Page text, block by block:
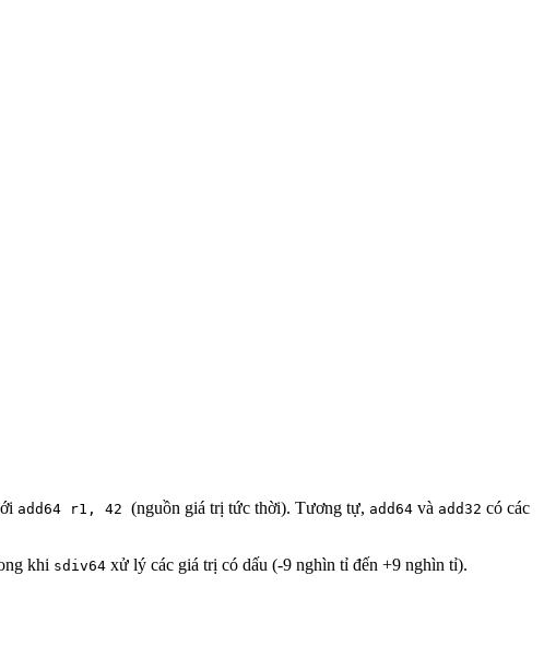
add64 r1, 42 (nguồn giá trị tức thời). Tương tự, add64 và add32 có các
khi sdiv64 xử lý các giá trị có dấu (-9 nghìn tỉ đến +9 nghìn tỉ).